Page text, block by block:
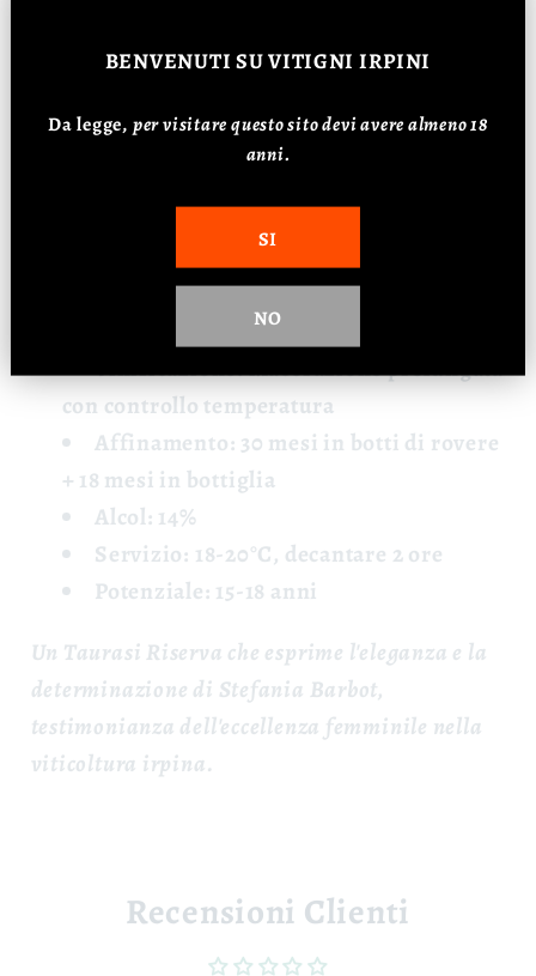
brasati di lunga cottura, formaggi stagionati,
grandi occasioni.
📊 Dati Tecnici
Vitigno: 100% Aglianico da vigneto Fren
Vinificazione: Macerazione prolungata
con controllo temperatura
Affinamento: 30 mesi in botti di rovere
+ 18 mesi in bottiglia
Alcol: 14%
Servizio: 18-20°C, decantare 2 ore
Potenziale: 15-18 anni
Un Taurasi Riserva che esprime l'eleganza e la
determinazione di Stefania Barbot,
testimonianza dell'eccellenza femminile nella
viticoltura irpina.
Recensioni Clienti
BENVENUTI SU VITIGNI IRPINI
Da legge, per visitare questo sito devi avere almeno 18
anni.
SI
NO